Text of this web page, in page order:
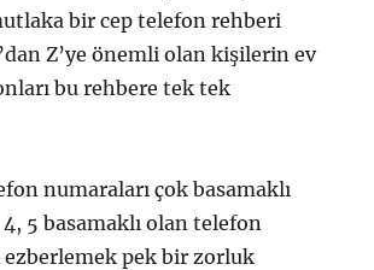
bir cep telefon rehberi
Z’ye önemli olan kişilerin ev
bu rehbere tek tek
numaraları çok basamaklı
4, 5 basamaklı olan telefon
ezberlemek pek bir zorluk